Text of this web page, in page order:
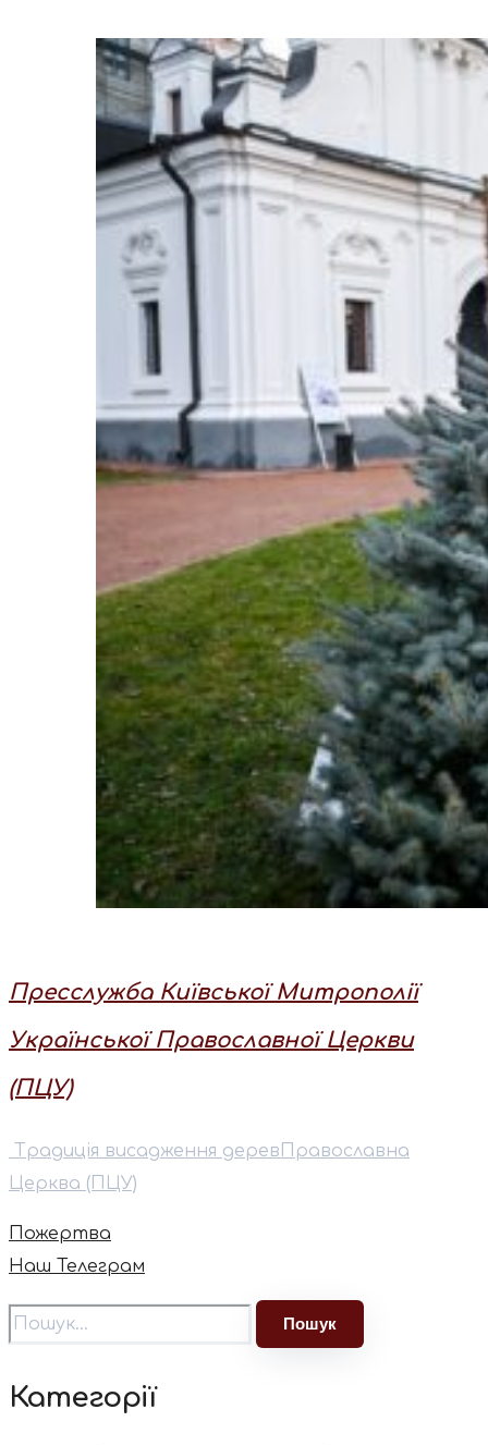
Пресслужба Київської Митрополії
Української Православної Церкви
(ПЦУ)
⁠ ⁠Традиція висадження дерев Православна
Церква (ПЦУ)
Пожертва
Наш Телеграм
Категорії